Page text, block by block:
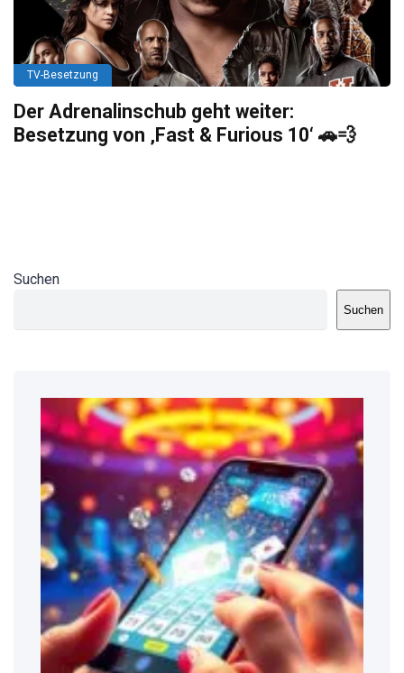
TV-Besetzung
Der Adrenalinschub geht weiter:
Besetzung von ‚Fast & Furious 10‘ 🚗💨
Suchen
Suchen